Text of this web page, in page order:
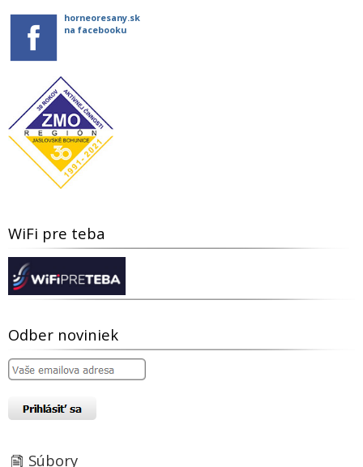
horneoresany.sk
na facebooku
WiFi pre teba
Odber noviniek
Súbory